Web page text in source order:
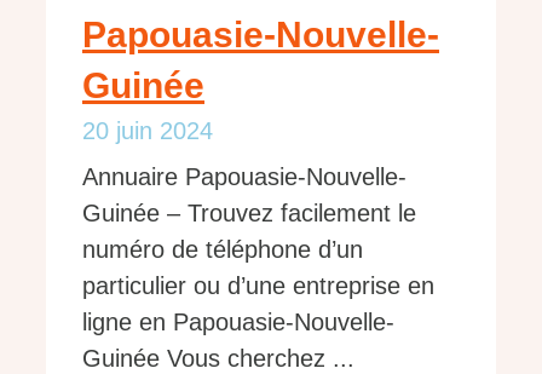
Papouasie-Nouvelle-
Guinée
20 juin 2024
Annuaire Papouasie-Nouvelle-
Guinée – Trouvez facilement le
numéro de téléphone d’un
particulier ou d’une entreprise en
ligne en Papouasie-Nouvelle-
Guinée Vous cherchez ...